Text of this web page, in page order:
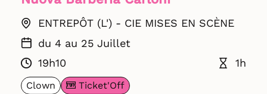
ENTREPÔT (L') - CIE MISES EN SCÈNE
du 4 au 25 Juillet
19h10
1h
Clown Ticket'Off